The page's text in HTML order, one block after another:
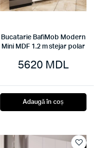
Bucatarie BafiMob Modern
Mini MDF 1.2 m stejar polar
5620 MDL
Adaugă în coș